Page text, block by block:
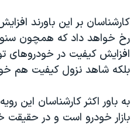
کارشناسان بر این باورند
رخ خواهد داد که همچون
افزایش کیفیت در خودروهای
بلکه شاهد نزول کیفیت هم
به باور اکثر کارشناسان این
بازار خودرو است و در حقیقت